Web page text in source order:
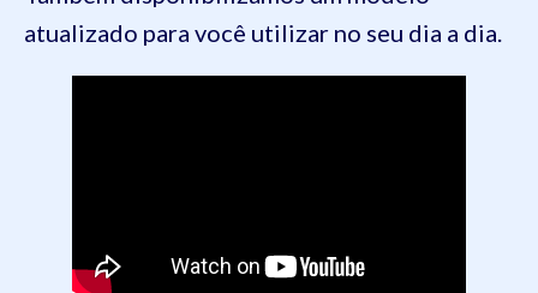
atualizado para você utilizar no seu dia a dia.